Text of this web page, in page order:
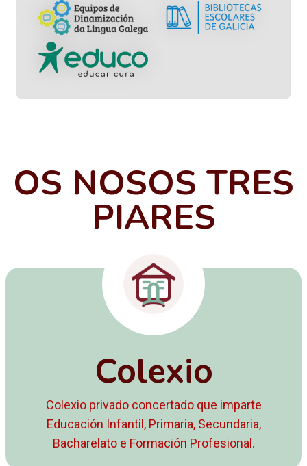
OS NOSOS TRES
PIARES
Colexio
Colexio privado concertado que imparte
Educación Infantil, Primaria, Secundaria,
Bacharelato e Formación Profesional.